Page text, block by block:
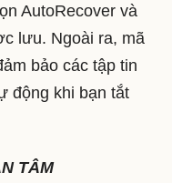
AutoRecover và
lưu. Ngoài ra, mã
bảo các tập tin
động khi bạn tắt
TÂM